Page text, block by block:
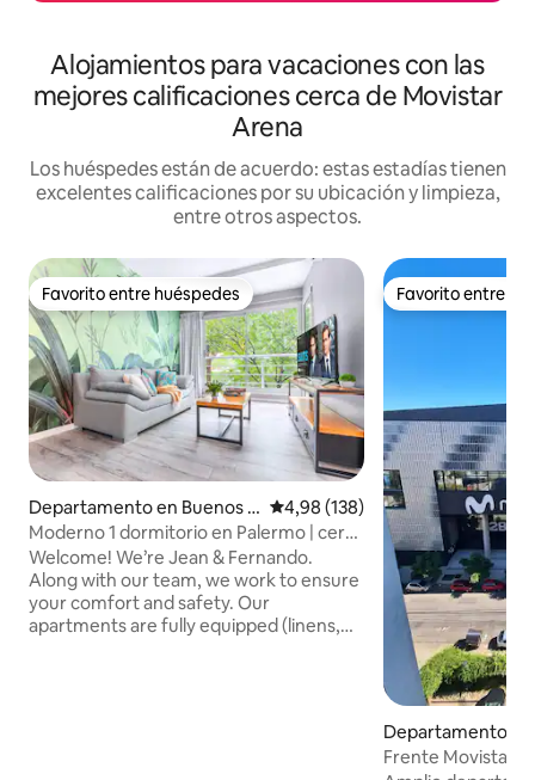
Alojamientos para vacaciones con las
mejores calificaciones cerca de Movistar
Arena
Los huéspedes están de acuerdo: estas estadías tienen
excelentes calificaciones por su ubicación y limpieza,
entre otros aspectos.
Favorito entre huéspedes
Favorito entre huéspedes
Departamento en Buenos A
ires
Calificación promedio: 4,98 de
4,98 (138)
Moderno 1 dormitorio en Palermo | cerca
de Movistar Arena
Welcome! We’re Jean & Fernando.
Along with our team, we work to ensure
your comfort and safety. Our
apartments are fully equipped (linens,
Favorito entre
Favorito entre
Departamento
residencial en
Frente Movistar